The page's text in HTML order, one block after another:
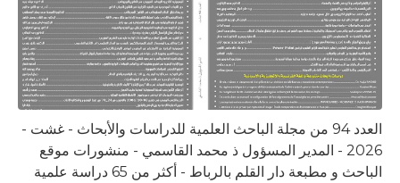
العدد 94 من مجلة الباحث العلمية للدراسات والأبحاث - غشت -
2026 - المدير المسؤول ذ محمد القاسمي - منشورات موقع
الباحث و مطبعة دار القلم بالرباط - أكثر من 65 دراسة علمية